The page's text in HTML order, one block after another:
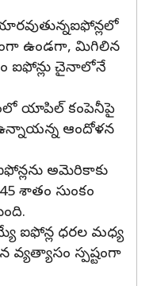
ఉండగా, మిగిలిన
ఐఫోన్లు చైనాలోనే
యాపిల్‌ కంపెనీపై
ఆందోళన
అమెరికాకు
శాతం సుంకం
ధరల మధ్య
స్పష్టంగా